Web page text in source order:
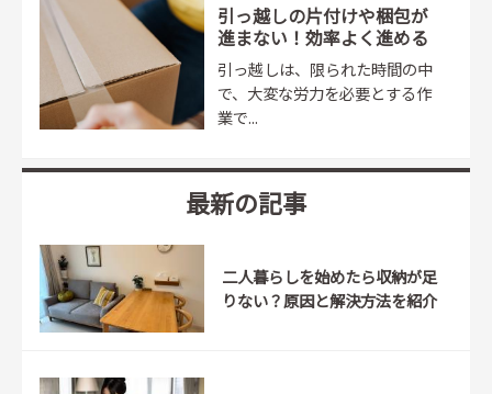
引っ越しの片付けや梱包が
進まない！効率よく進める
方法は？
引っ越しは、限られた時間の中
で、大変な労力を必要とする作
業で...
最新の記事
二人暮らしを始めたら収納が足
りない？原因と解決方法を紹介